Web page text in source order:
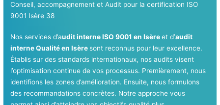
Conseil, accompagnement et Audit pour la certification ISO
9001 Isère 38
Nos services d’audit interne ISO 9001 en Isèreet d’audit
interne Qualité en Isère sont reconnus pour leur excellence.
Établis sur des standards internationaux, nos audits visent
l’optimisation continue de vos processus. Premièrement, nous
identifions les zones d’amélioration. Ensuite, nous formulons
des recommandations concrètes. Notre approche vous